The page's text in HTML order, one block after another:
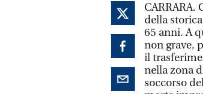
della
65 anni. A
non grave,
il
nella zona
soccorso